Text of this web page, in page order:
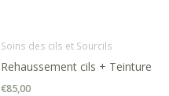
Soins des cils et Sourcils
Rehaussement cils + Teinture
€85,00